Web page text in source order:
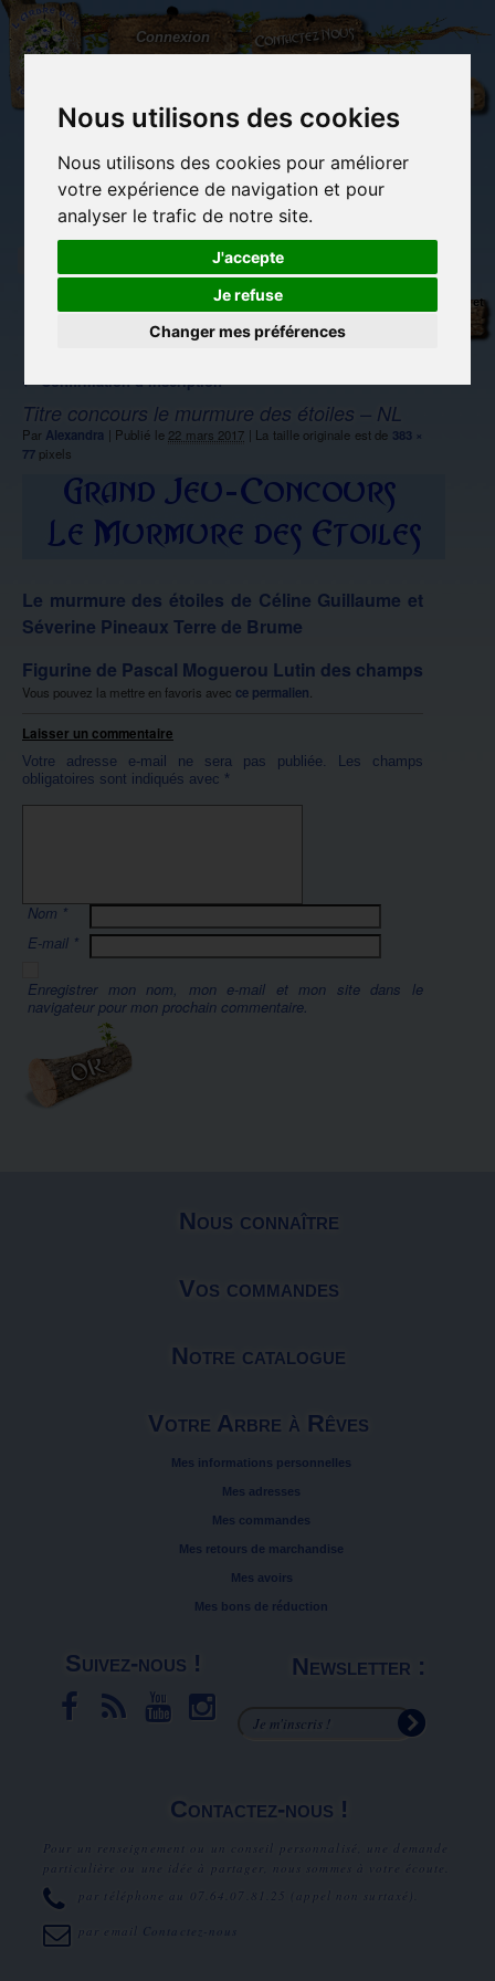
Nous utilisons des cookies
Nous utilisons des cookies pour améliorer
votre expérience de navigation et pour
analyser le trafic de notre site.
J'accepte
Je refuse
Changer mes préférences
L'Arbre
aux
100.000
Connexion Contactez-nous
(vide)
imaginaires
Carterie
papeterie
originale
manuelles,
détente et jeux
Objets déco et
cadeaux
Du côté du
←Confirmation d’inscription
Titre concours le murmure des étoiles – NL
Par Alexandra | Publié le 22 mars 2017 | La taille originale est de 383 ×
77 pixels
Le murmure des étoiles de Céline Guillaume et
Séverine Pineaux Terre de Brume
Figurine de Pascal Moguerou Lutin des champs
Vous pouvez la mettre en favoris avec ce permalien
Laisser un commentaire
Votre adresse e-mail ne sera pas publiée.
Les champs
obligatoires sont indiqués avec *
Nom *
E-mail *
Enregistrer mon nom, mon e-mail et mon site dans le
navigateur pour mon prochain commentaire.
Nous connaître
Vos commandes
Notre catalogue
Votre Arbre à Rêves
Mes informations personnelles
Mes adresses
Mes commandes
Mes retours de marchandise
Mes avoirs
Mes bons de réduction
Suivez-nous ! Newsletter :
Contactez-nous !
Pour un renseignement ou un conseil personnalisé, une demande
particulière ou une idée à partager, nous sommes à votre écoute.
par téléphone au
07.64.07.81.25 (appel non surtaxé).
par email Contactez-nous